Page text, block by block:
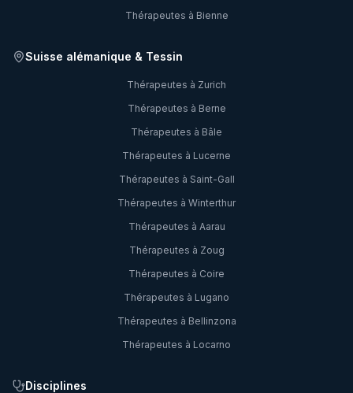
Thérapeutes à Bienne
Suisse alémanique & Tessin
Thérapeutes à Zurich
Thérapeutes à Berne
Thérapeutes à Bâle
Thérapeutes à Lucerne
Thérapeutes à Saint-Gall
Thérapeutes à Winterthur
Thérapeutes à Aarau
Thérapeutes à Zoug
Thérapeutes à Coire
Thérapeutes à Lugano
Thérapeutes à Bellinzona
Thérapeutes à Locarno
Disciplines